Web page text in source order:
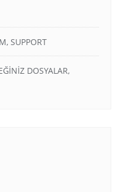
SUPPORT
DOSYALAR,